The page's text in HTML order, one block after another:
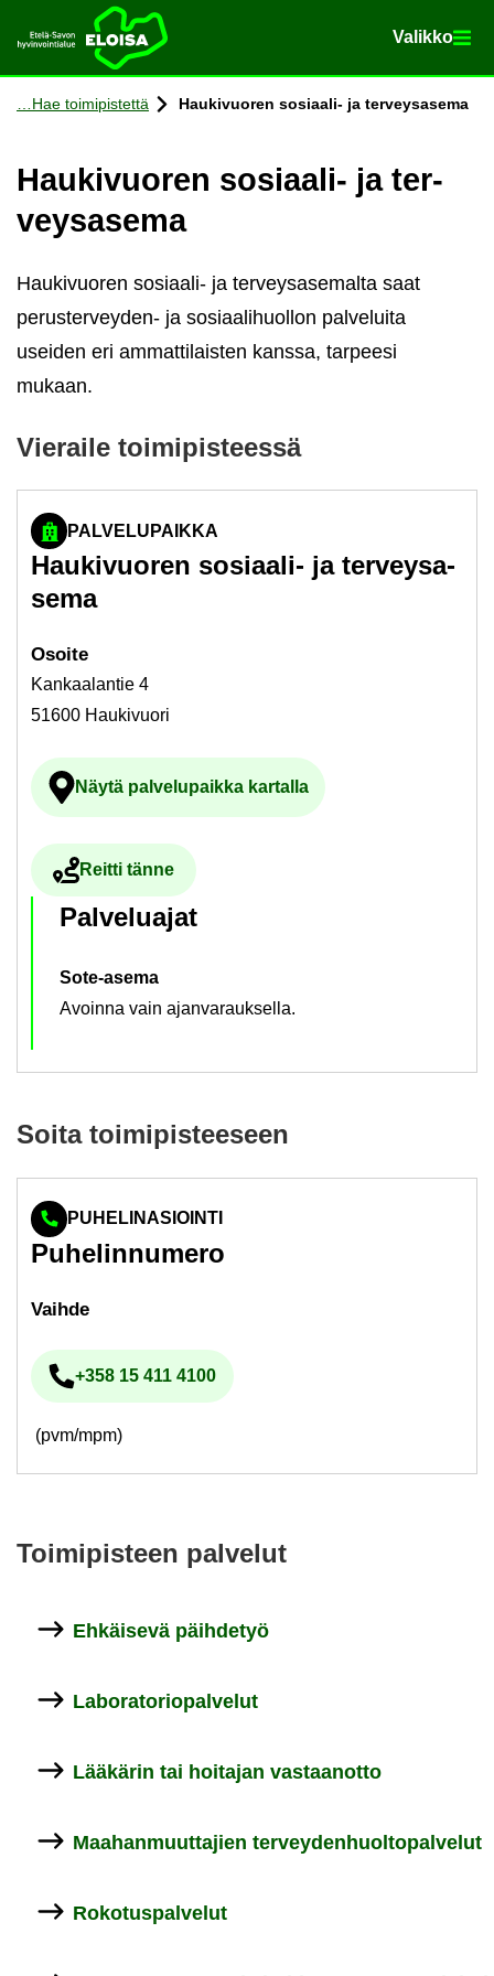
Etusi­vu Va­lik­ko
Va­lik­ko
Siir­ry si­säl­töön
Hae toi­mi­pis­tet­tä Hau­ki­vuo­ren sosiaali-​ ja ter­veys­a­se­ma
Hau­ki­vuo­ren sosiaali-​ ja ter­
veys­a­se­ma
Haukivuoren sosiaali- ja terveysasemalta saat
perusterveyden- ja sosiaalihuollon palveluita
useiden eri ammattilaisten kanssa, tarpeesi
mukaan.
Vie­rai­le toi­mi­pis­tees­sä
PALVELUPAIKKA
Hau­ki­vuo­ren sosiaali-​ ja ter­veys­a­
se­ma
Osoi­te
Kankaalantie 4
51600 Haukivuori
Ul­koi­nen pal­ve­lu avau­tuu uu­del­le
Näytä pal­ve­lu­paik­ka kar­tal­la
Ul­koi­nen pal­ve­lu avau­tuu uu­del­le vä­li­leh­del­le
Reit­ti tänne
Pal­ve­lua­jat
Sote-asema
Avoinna vain ajanvarauksella.
Soita toi­mi­pis­tee­seen
PUHELINASIOINTI
Pu­he­lin­nu­me­ro
Vaih­de
Pu­he­lin­nu­me­ro
+358 15 411 4100
(pvm/mpm)
Toi­mi­pis­teen pal­ve­lut
Eh­käi­se­vä päih­de­työ
La­bo­ra­to­rio­pal­ve­lut
Lää­kä­rin tai hoi­ta­jan vas­taan­ot­to
Maa­han­muut­ta­jien ter­vey­den­huol­to­pal­ve­lut
Ro­ko­tus­pal­ve­lut